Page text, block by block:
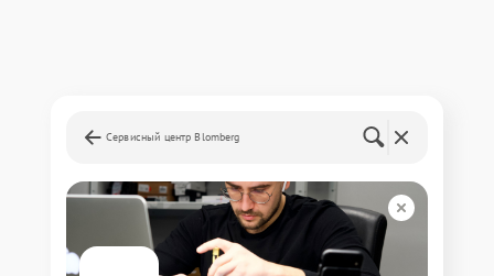
Сервисный центр Blomberg